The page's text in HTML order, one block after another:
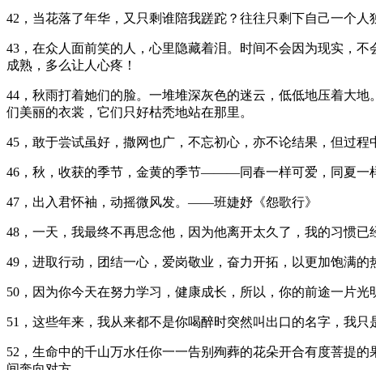
42，当花落了年华，又只剩谁陪我蹉跎？往往只剩下自己一个人
43，在众人面前笑的人，心里隐藏着泪。时间不会因为现实，
成熟，多么让人心疼！
44，秋雨打着她们的脸。一堆堆深灰色的迷云，低低地压着大
们美丽的衣裳，它们只好枯秃地站在那里。
45，敢于尝试虽好，撒网也广，不忘初心，亦不论结果，但过程
46，秋，收获的季节，金黄的季节———同春一样可爱，同夏一
47，出入君怀袖，动摇微风发。——班婕妤《怨歌行》
48，一天，我最终不再思念他，因为他离开太久了，我的习惯已
49，进取行动，团结一心，爱岗敬业，奋力开拓，以更加饱满
50，因为你今天在努力学习，健康成长，所以，你的前途一片光
51，这些年来，我从来都不是你喝醉时突然叫出口的名字，我
52，生命中的千山万水任你一一告别殉葬的花朵开合有度菩提